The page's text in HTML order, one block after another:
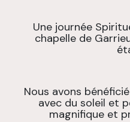
Une journée
chapelle de
Nous avons
avec du soleil et
magnifique et